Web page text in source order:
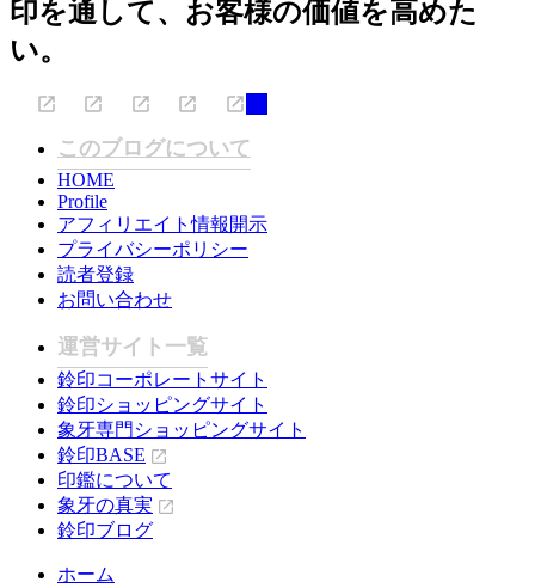
印を通して、お客様の価値を高めた
い。
このブログについて
HOME
Profile
アフィリエイト情報開示
プライバシーポリシー
読者登録
お問い合わせ
運営サイト一覧
鈴印コーポレートサイト
鈴印ショッピングサイト
象牙専門ショッピングサイト
鈴印BASE
印鑑について
象牙の真実
鈴印ブログ
ホーム